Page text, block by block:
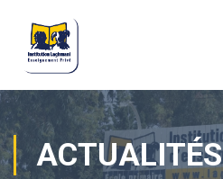
ACTUALITÉS